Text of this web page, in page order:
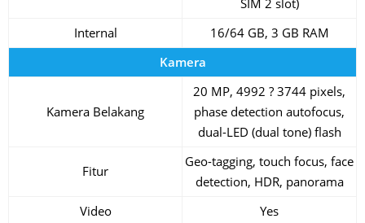
Internal
16/64 GB, 3 GB RAM
Kamera
Kamera Belakang
20 MP, 4992 ? 3744 pixels,
phase detection autofocus,
dual-LED (dual tone) flash
Fitur
Geo-tagging, touch focus, face
detection, HDR, panorama
Video
Yes